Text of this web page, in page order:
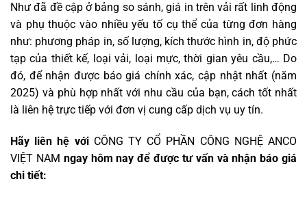
Như đã đề cập ở bảng so sánh, giá in trên vải rất linh động
và phụ thuộc vào nhiều yếu tố cụ thể của từng đơn hàng
như: phương pháp in, số lượng, kích thước hình in, độ phức
tạp của thiết kế, loại vải, loại mực, thời gian yêu cầu,… Do
đó, để nhận được báo giá chính xác, cập nhật nhất (năm
2025) và phù hợp nhất với nhu cầu của bạn, cách tốt nhất
là liên hệ trực tiếp với đơn vị cung cấp dịch vụ uy tín.
Hãy liên hệ với CÔNG TY CỔ PHẦN CÔNG NGHỆ ANCO
VIỆT NAM ngay hôm nay để được tư vấn và nhận báo giá
chi tiết: